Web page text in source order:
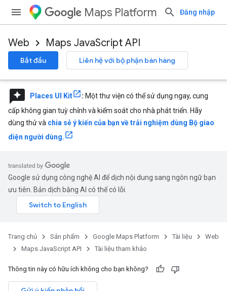
Maps Platform Đăng nhập
Web Maps JavaScript API
Bắt đầu Liên hệ với bộ phận bán hàng
reviews Places UI Kit : Một thư viện có thể sử dụng ngay, cung
cấp không gian tuỳ chỉnh và kiểm soát cho nhà phát triển. Hãy
dùng thử và chia sẻ ý kiến của bạn về trải nghiệm dùng Bộ giao
diện người dùng.
Google sử dụng công nghệ AI để dịch nội dung sang ngôn ngữ bạn
ưu tiên. Bản dịch bằng AI có thể có lỗi.
Trang chủ Sản phẩm Google Maps Platform Tài liệu
Web
Maps JavaScript API
Tài liệu tham khảo
Thông tin này có hữu ích không cho bạn không?